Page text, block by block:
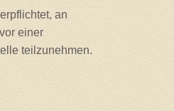
an
einer
teilzunehmen.